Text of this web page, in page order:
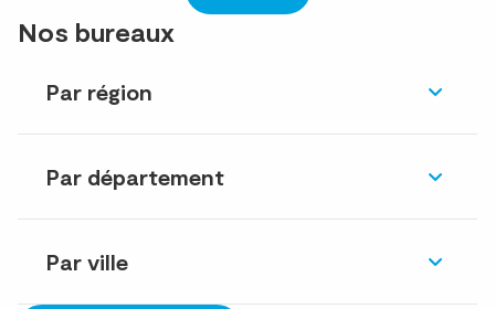
Nos bureaux
Par région
Par département
Par ville